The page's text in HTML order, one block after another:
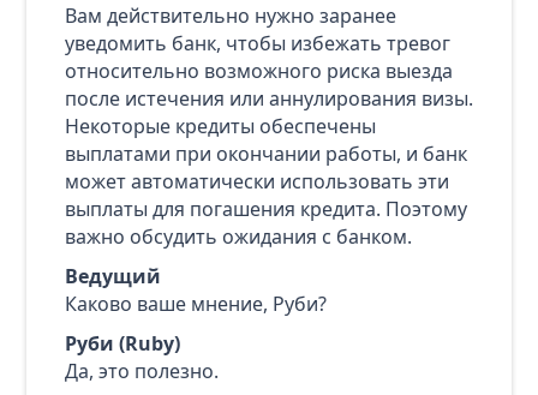
Вам действительно нужно заранее
уведомить банк, чтобы избежать тревог
относительно возможного риска выезда
после истечения или аннулирования визы.
Некоторые кредиты обеспечены
выплатами при окончании работы, и банк
может автоматически использовать эти
выплаты для погашения кредита. Поэтому
важно обсудить ожидания с банком.
Ведущий
Каково ваше мнение, Руби?
Руби (Ruby)
Да, это полезно.